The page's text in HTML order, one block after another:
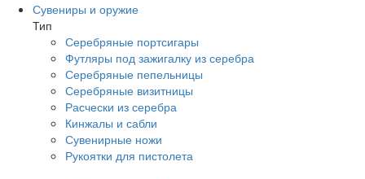
Сувениры и оружие
Тип
Серебряные портсигары
Футляры под зажигалку из серебра
Серебряные пепельницы
Серебряные визитницы
Расчески из серебра
Кинжалы и сабли
Сувенирные ножи
Рукоятки для пистолета